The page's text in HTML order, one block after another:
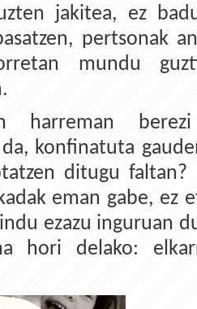
jakitea, ez
pertsonak
mundu
harreman
konfinatuta
ditugu faltan?
eman gabe, ez
ezazu inguruan
hori delako: